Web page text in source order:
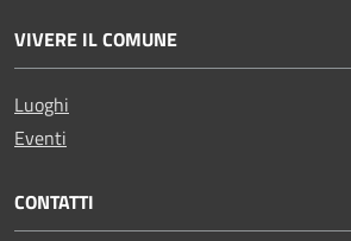
VIVERE IL COMUNE
Luoghi
Eventi
CONTATTI